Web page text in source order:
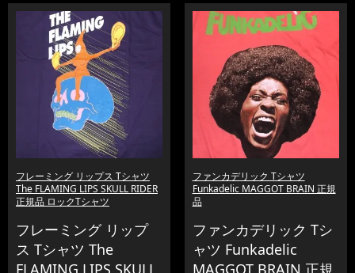
フレーミング リップス Tシャツ
The FLAMING LIPS SKULL RIDER
正規品 ロックTシャツ
フレーミング リップ
ス Tシャツ The
FLAMING LIPS SKULL
ファンカデリック Tシャツ
Funkadelic MAGGOT BRAIN 正規
品
ファンカデリック Tシ
ャツ Funkadelic
MAGGOT BRAIN 正規